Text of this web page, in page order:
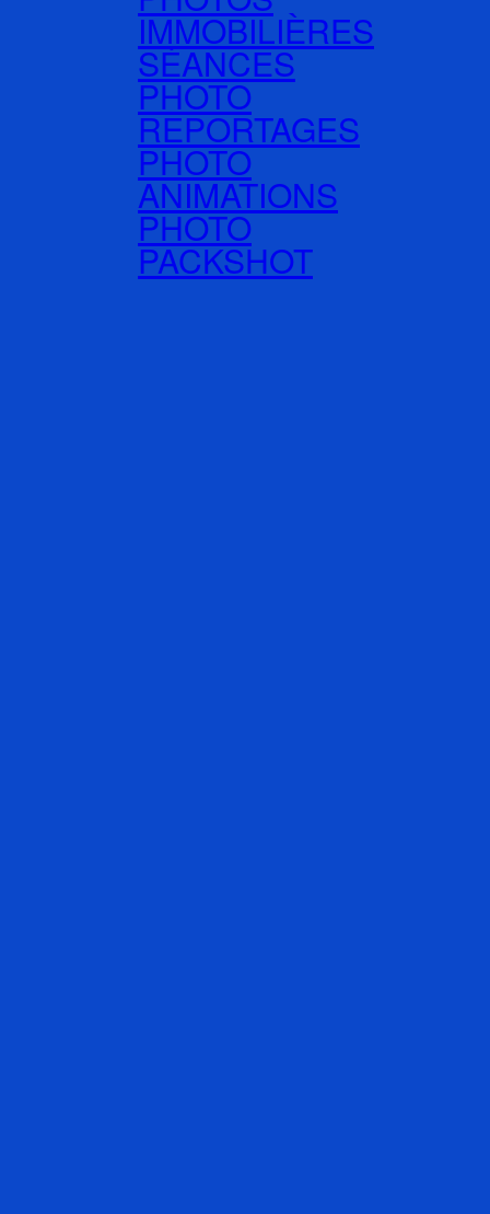
IMMOBILIÈRES
SÉANCES
PHOTO
REPORTAGES
PHOTO
ANIMATIONS
PHOTO
PACKSHOT